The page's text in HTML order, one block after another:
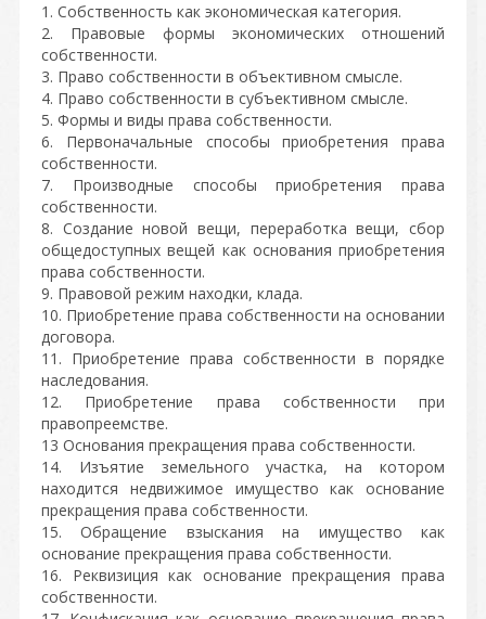
1. Собственность как экономическая категория.
2. Правовые формы экономических отношений
собственности.
3. Право собственности в объективном смысле.
4. Право собственности в субъективном смысле.
5. Формы и виды права собственности.
6. Первоначальные способы приобретения права
собственности.
7. Производные способы приобретения права
собственности.
8. Создание новой вещи, переработка вещи, сбор
общедоступных вещей как основания приобретения
права собственности.
9. Правовой режим находки, клада.
10. Приобретение права собственности на основании
договора.
11. Приобретение права собственности в порядке
наследования.
12. Приобретение права собственности при
правопреемстве.
13 Основания прекращения права собственности.
14. Изъятие земельного участка, на котором
находится недвижимое имущество как основание
прекращения права собственности.
15. Обращение взыскания на имущество как
основание прекращения права собственности.
16. Реквизиция как основание прекращения права
собственности.